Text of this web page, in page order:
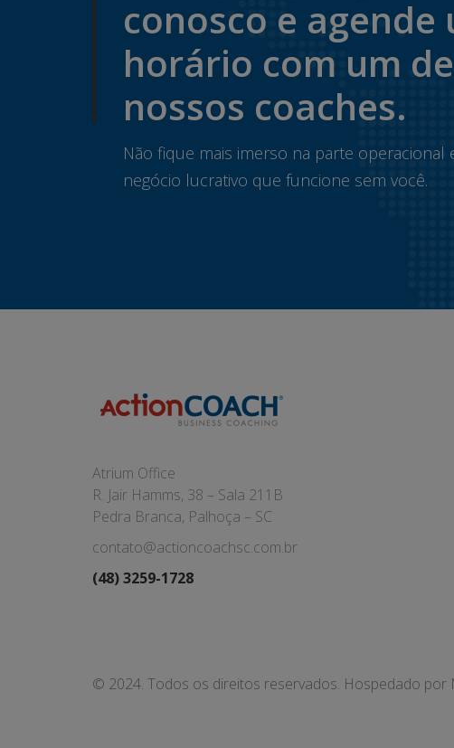
conosco e agende
horário com um de
nossos coaches.
Não fique mais imerso na parte operacional
negócio lucrativo que funcione sem você.
Atrium Office
R. Jair Hamms, 38 – Sala 211B
Pedra Branca, Palhoça – SC
contato@actioncoachsc.com.br
(48) 3259-1728
© 2024. Todos os direitos reservados. Hospedado por